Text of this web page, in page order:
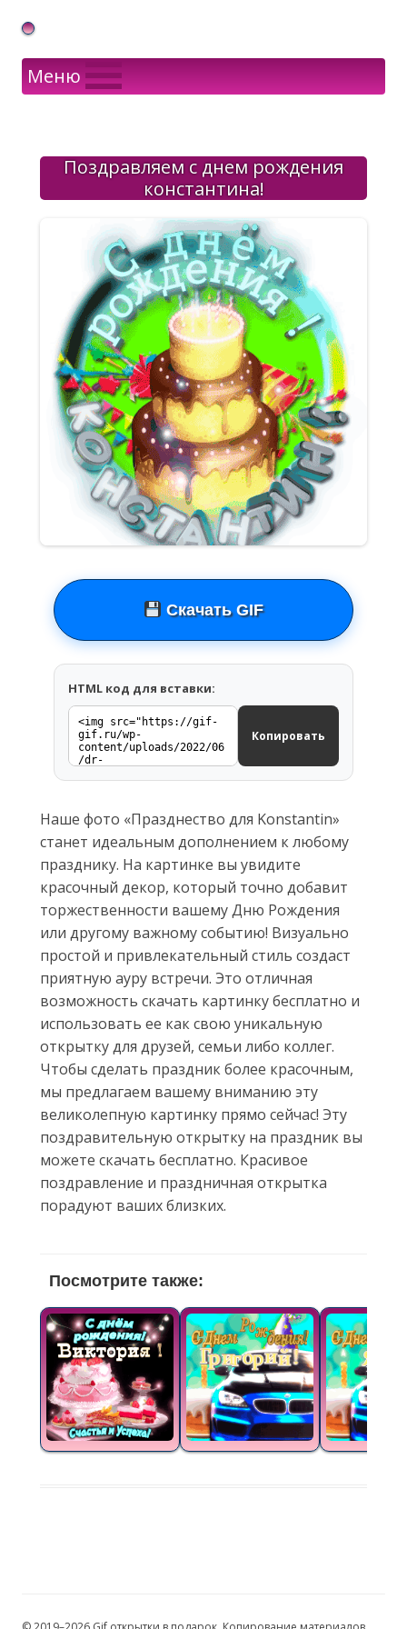
Gif Открытки в подарок
Меню
Поздравляем с днем рождения
константина!
Скачать GIF
HTML код для вставки:
Копировать
Наше фото «Празднество для Konstantin»
станет идеальным дополнением к любому
празднику. На картинке вы увидите
красочный декор, который точно добавит
торжественности вашему Дню Рождения
или другому важному событию! Визуально
простой и привлекательный стиль создаст
приятную ауру встречи. Это отличная
возможность скачать картинку бесплатно и
использовать ее как свою уникальную
открытку для друзей, семьи либо коллег.
Чтобы сделать праздник более красочным,
мы предлагаем вашему вниманию эту
великолепную картинку прямо сейчас! Эту
поздравительную открытку на праздник вы
можете скачать бесплатно. Красивое
поздравление и праздничная открытка
порадуют ваших близких.
Посмотрите также: